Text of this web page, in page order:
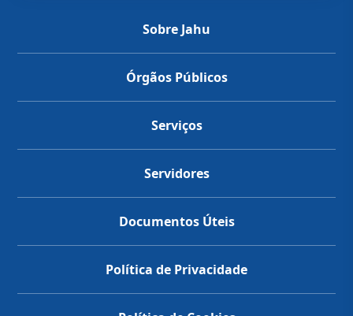
Sobre Jahu
Órgãos Públicos
Serviços
Servidores
Documentos Úteis
Política de Privacidade